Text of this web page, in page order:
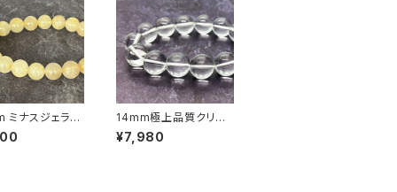
ミナスジェライ
ールデン ルチ
ツ ブレスレット
14mm極上品質クリス
タルクォーツ（天然水
晶）ブレスレット【ミナス
¥7,980